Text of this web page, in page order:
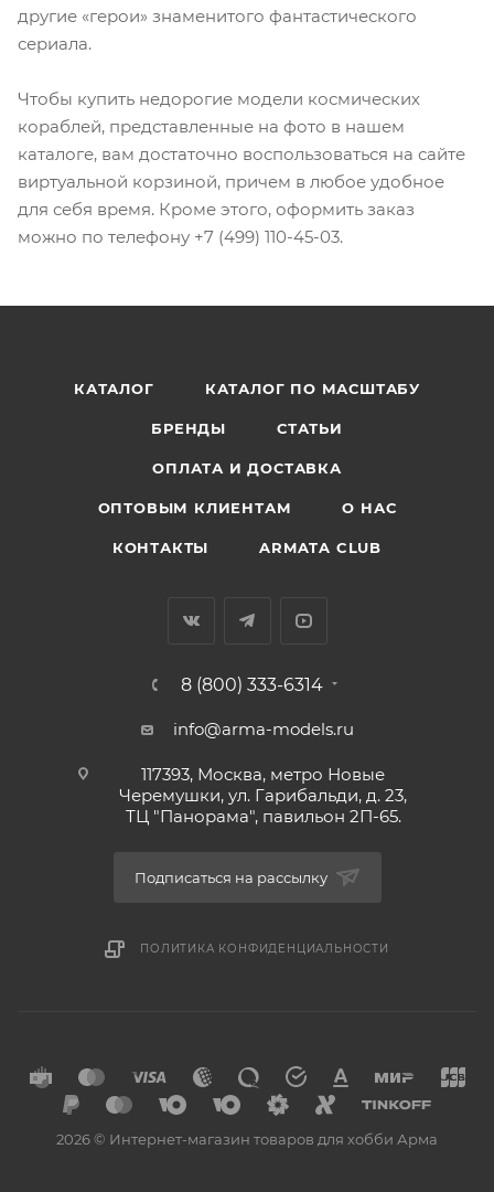
другие «герои» знаменитого фантастического
сериала.
Чтобы купить недорогие модели космических
кораблей, представленные на фото в нашем
каталоге, вам достаточно воспользоваться на сайте
виртуальной корзиной, причем в любое удобное
для себя время. Кроме этого, оформить заказ
можно по телефону +7 (499) 110-45-03.
КАТАЛОГ КАТАЛОГ ПО МАСШТАБУ
БРЕНДЫ СТАТЬИ
ОПЛАТА И ДОСТАВКА
ОПТОВЫМ КЛИЕНТАМ О НАС
КОНТАКТЫ ARMATA CLUB
8 (800) 333-6314
info@arma-models.ru
117393, Москва, метро Новые
Черемушки, ул. Гарибальди, д. 23,
ТЦ "Панорама", павильон 2П-65.
Подписаться на рассылку
ПОЛИТИКА КОНФИДЕНЦИАЛЬНОСТИ
2026 © Интернет-магазин товаров для хобби Арма